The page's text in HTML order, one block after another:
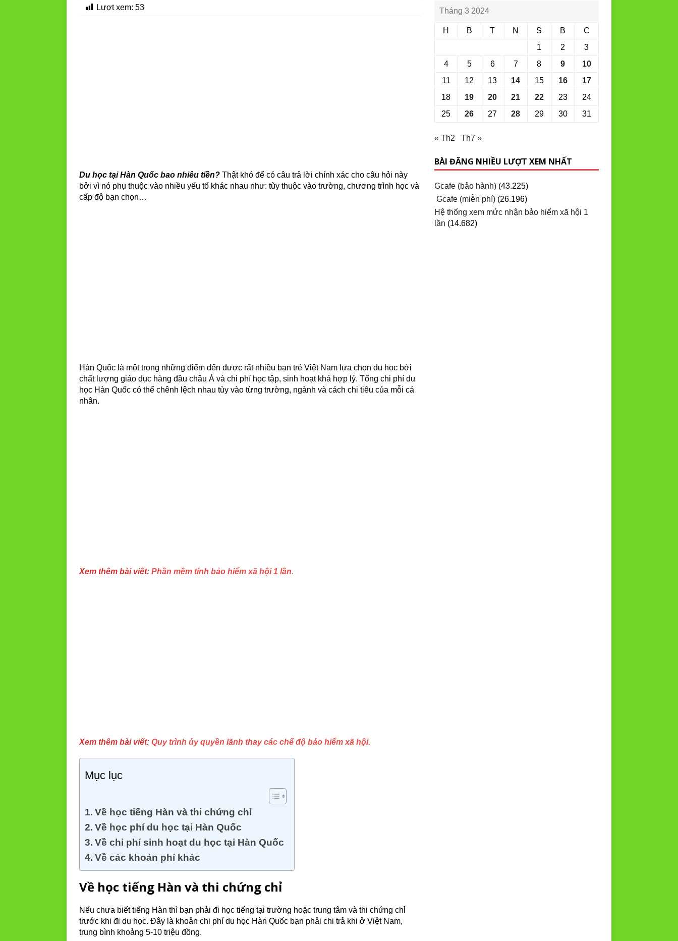
Lượt xem: 53
Du học tại Hàn Quốc bao nhiêu tiền? Thật khó để có câu trả lời chính xác cho câu hỏi này
bởi vì nó phụ thuộc vào nhiều yếu tố khác nhau như: tùy thuộc vào trường, chương trình học và
cấp độ bạn chọn…
Hàn Quốc là một trong những điểm đến được rất nhiều bạn trẻ Việt Nam lựa chọn du học bởi
chất lượng giáo dục hàng đầu châu Á và chi phí học tập, sinh hoạt khá hợp lý. Tổng chi phí du
học Hàn Quốc có thể chênh lệch nhau tùy vào từng trường, ngành và cách chi tiêu của mỗi cá
nhân.
Xem thêm bài viết: Phần mềm tính bảo hiểm xã hội 1 lần.
Xem thêm bài viết: Quy trình ủy quyền lãnh thay các chế độ bảo hiểm xã hội.
Mục lục
Về học tiếng Hàn và thi chứng chỉ
Về học phí du học tại Hàn Quốc
Về chi phí sinh hoạt du học tại Hàn Quốc
Về các khoản phí khác
Về học tiếng Hàn và thi chứng chỉ
Nếu chưa biết tiếng Hàn thì bạn phải đi học tiếng tại trường hoặc trung tâm và thi chứng chỉ
trước khi đi du học. Đây là khoản chi phí du học Hàn Quốc bạn phải chi trả khi ở Việt Nam,
trung bình khoảng 5-10 triệu đồng.
Tháng 3 2024
H B T N S B
C
1
2
3
4
5 6 7 8 9
10
11
12 13 14 15 16
17
18
19 20 21 22 23
24
25
26 27 28 29 30 31
« Th2 Th7 »
BÀI ĐĂNG NHIỀU LƯỢT XEM NHẤT
Gcafe (bảo hành) (43.225)
Gcafe (miễn phí) (26.196)
Hệ thống xem mức nhận bảo hiểm xã hội 1
lần (14.682)